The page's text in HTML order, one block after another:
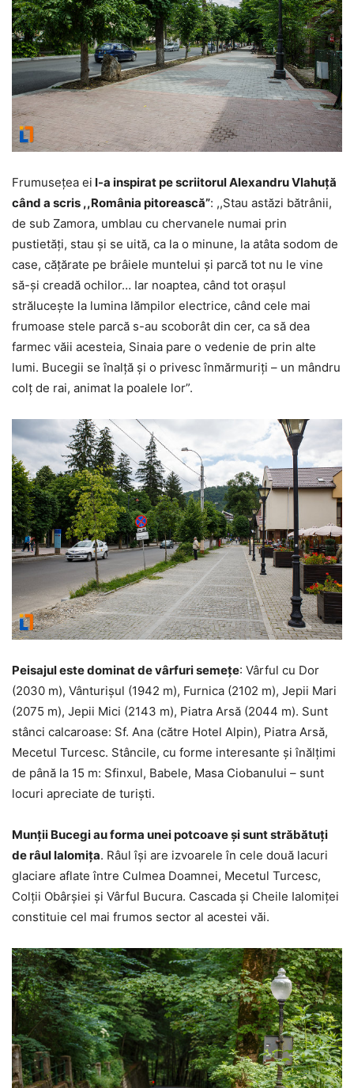
Frumuseţea ei l-a inspirat pe scriitorul Alexandru Vlahuţă
când a scris ,,România pitorească”: ,,Stau astăzi bătrânii,
de sub Zamora, umblau cu chervanele numai prin
pustietăţi, stau şi se uită, ca la o minune, la atâta sodom de
case, căţărate pe brâiele muntelui şi parcă tot nu le vine
să-şi creadă ochilor… Iar noaptea, când tot oraşul
străluceşte la lumina lămpilor electrice, când cele mai
frumoase stele parcă s-au scoborât din cer, ca să dea
farmec văii acesteia, Sinaia pare o vedenie de prin alte
lumi. Bucegii se înalță şi o privesc înmărmuriţi – un mândru
colţ de rai, animat la poalele lor”.
Peisajul este dominat de vârfuri semeţe: Vârful cu Dor
(2030 m), Vânturișul (1942 m), Furnica (2102 m), Jepii Mari
(2075 m), Jepii Mici (2143 m), Piatra Arsă (2044 m). Sunt
stânci calcaroase: Sf. Ana (către Hotel Alpin), Piatra Arsă,
Mecetul Turcesc. Stâncile, cu forme interesante şi înălţimi
de până la 15 m: Sfinxul, Babele, Masa Ciobanului – sunt
locuri apreciate de turişti.
Munţii Bucegi au forma unei potcoave şi sunt străbătuţi
de râul Ialomiţa. Râul îşi are izvoarele în cele două lacuri
glaciare aflate între Culmea Doamnei, Mecetul Turcesc,
Colţii Obârşiei şi Vârful Bucura. Cascada şi Cheile Ialomiţei
constituie cel mai frumos sector al acestei văi.